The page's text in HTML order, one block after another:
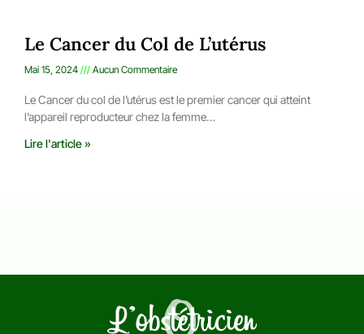
Le Cancer du Col de L’utérus
Mai 15, 2024 Aucun Commentaire
Le Cancer du col de l’utérus est le premier cancer qui atteint
l’appareil reproducteur chez la femme…
Lire l'article »